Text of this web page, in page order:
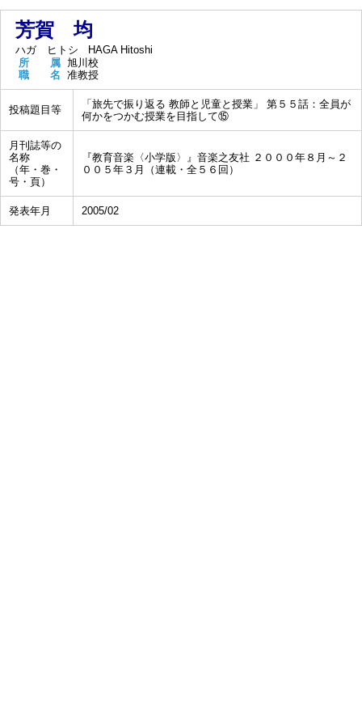
芳賀 均
ハガ ヒトシ
HAGA Hitoshi
所 属 旭川校
職 名 准教授
投稿題目等
「旅先で振り返る 教師と児童と授業」 第５５話：全員が
何かをつかむ授業を目指して⑮
月刊誌等の
名称
（年・巻・
号・頁）
『教育音楽〈小学版〉』音楽之友社 ２０００年８月～２
００５年３月（連載・全５６回）
発表年月 2005/02